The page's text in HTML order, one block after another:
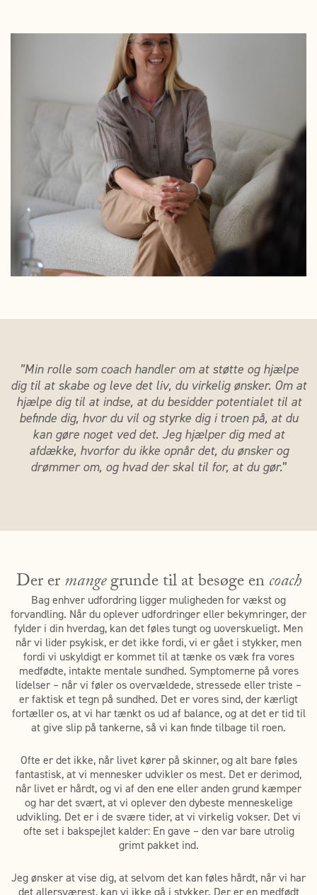
”Min rolle som coach handler om at støtte og hjælpe
dig til at skabe og leve det liv, du virkelig ønsker. Om at
hjælpe dig til at indse, at du besidder potentialet til at
befinde dig, hvor du vil og styrke dig i troen på, at du
kan gøre noget ved det. Jeg hjælper dig med at
afdække, hvorfor du ikke opnår det, du ønsker og
drømmer om, og hvad der skal til for, at du gør.”
Der ermangegrunde til at besøge encoach
Bag enhver udfordring ligger muligheden for vækst og
forvandling. Når du oplever udfordringer eller bekymringer, der
fylder i din hverdag, kan det føles tungt og uoverskueligt. Men
når vi lider psykisk, er det ikke fordi, vi er gået i stykker, men
fordi vi uskyldigt er kommet til at tænke os væk fra vores
medfødte, intakte mentale sundhed. Symptomerne på vores
lidelser – når vi føler os overvældede, stressede eller triste –
er faktisk et tegn på sundhed. Det er vores sind, der kærligt
fortæller os, at vi har tænkt os ud af balance, og at det er tid til
at give slip på tankerne, så vi kan finde tilbage til roen.
Ofte er det ikke, når livet kører på skinner, og alt bare føles
fantastisk, at vi mennesker udvikler os mest. Det er derimod,
når livet er hårdt, og vi af den ene eller anden grund kæmper
og har det svært, at vi oplever den dybeste menneskelige
udvikling. Det er i de svære tider, at vi virkelig vokser. Det vi
ofte set i bakspejlet kalder: En gave – den var bare utrolig
grimt pakket ind.
Jeg ønsker at vise dig, at selvom det kan føles hårdt, når vi har
det allersværest, kan vi ikke gå i stykker. Der er en medfødt